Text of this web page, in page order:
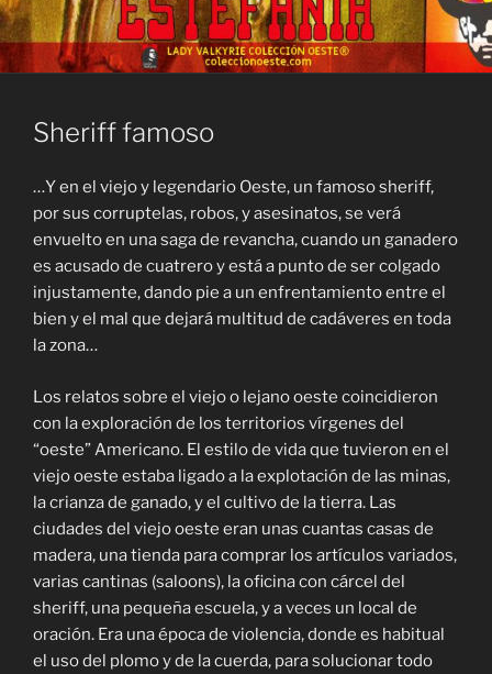
Sheriff famoso
…Y en el viejo y legendario Oeste, un famoso sheriff,
por sus corruptelas, robos, y asesinatos, se verá
envuelto en una saga de revancha, cuando un ganadero
es acusado de cuatrero y está a punto de ser colgado
injustamente, dando pie a un enfrentamiento entre el
bien y el mal que dejará multitud de cadáveres en toda
la zona…
Los relatos sobre el viejo o lejano oeste coincidieron
con la exploración de los territorios vírgenes del
“oeste” Americano. El estilo de vida que tuvieron en el
viejo oeste estaba ligado a la explotación de las minas,
la crianza de ganado, y el cultivo de la tierra. Las
ciudades del viejo oeste eran unas cuantas casas de
madera, una tienda para comprar los artículos variados,
varias cantinas (saloons), la oficina con cárcel del
sheriff, una pequeña escuela, y a veces un local de
oración. Era una época de violencia, donde es habitual
el uso del plomo y de la cuerda, para solucionar todo